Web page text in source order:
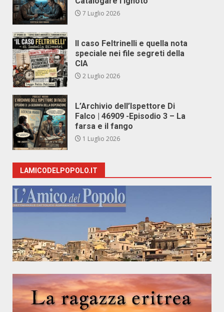
7 Luglio 2026
Il caso Feltrinelli e quella nota
speciale nei file segreti della
CIA
2 Luglio 2026
L’Archivio dell’Ispettore Di
Falco | 46909 -Episodio 3 – La
farsa e il fango
1 Luglio 2026
LAMICODELPOPOLO.IT